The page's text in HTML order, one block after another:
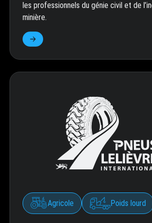
les professionnels du génie civil et de
minière.
Agricole Poids lourd